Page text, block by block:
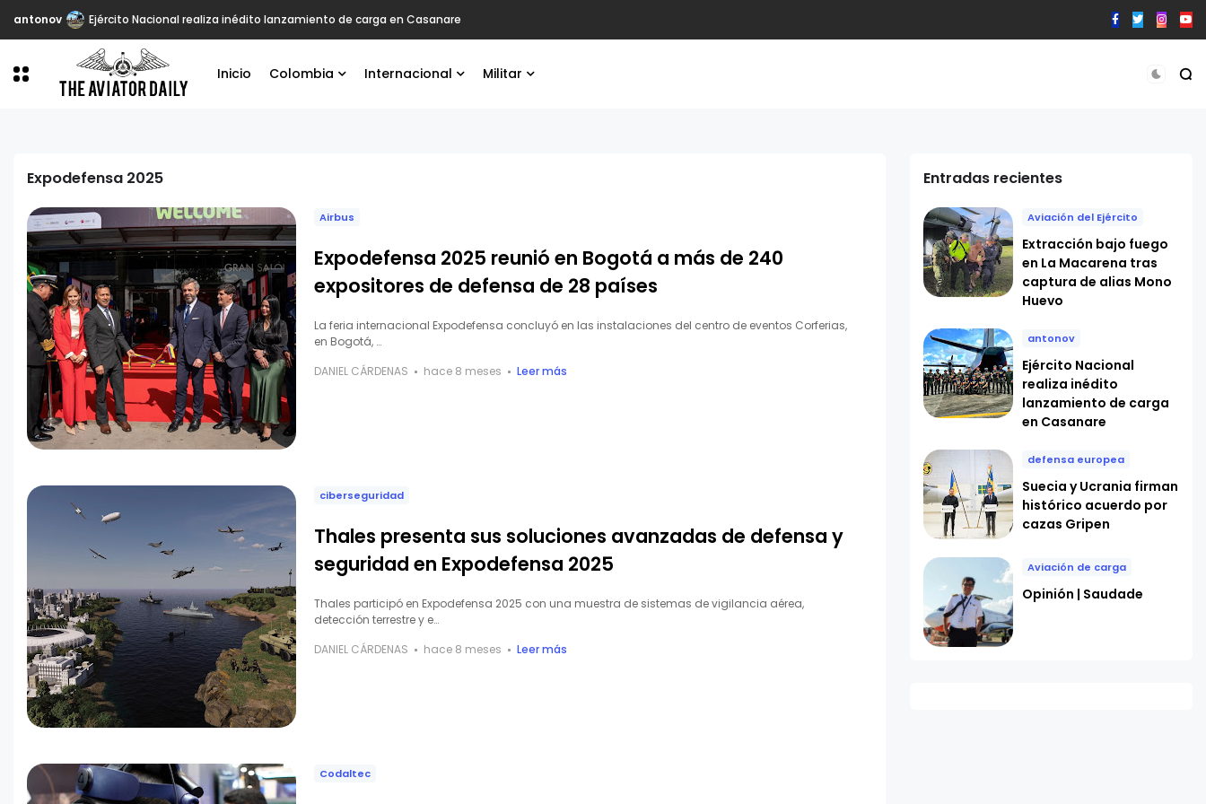
antonov Ejército Nacional realiza inédito lanzamiento de carga en Casanare
Inicio Colombia Internacional Militar
Expodefensa 2025
Airbus
Expodefensa 2025 reunió en Bogotá a más de 240
expositores de defensa de 28 países
La feria internacional Expodefensa concluyó en las instalaciones del centro de eventos Corferias,
en Bogotá, …
DANIEL CÁRDENAS
hace 8 meses Leer más
ciberseguridad
Thales presenta sus soluciones avanzadas de defensa y
seguridad en Expodefensa 2025
Thales participó en Expodefensa 2025 con una muestra de sistemas de vigilancia aérea,
detección terrestre y e…
DANIEL CÁRDENAS
hace 8 meses Leer más
Codaltec
Entradas recientes
Aviación del Ejército
Extracción bajo fuego
en La Macarena tras
captura de alias Mono
Huevo
antonov
Ejército Nacional
realiza inédito
lanzamiento de carga
en Casanare
defensa europea
Suecia y Ucrania firman
histórico acuerdo por
cazas Gripen
Aviación de carga
Opinión | Saudade